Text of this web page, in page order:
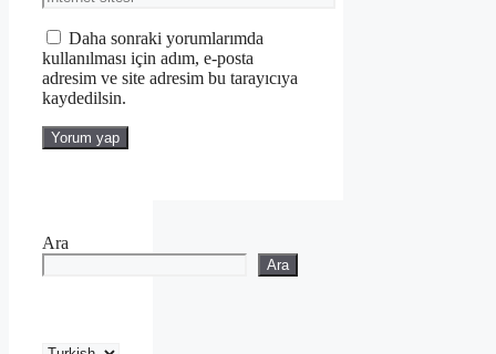
sitesi
Daha sonraki yorumlarımda
kullanılması için adım, e-posta
adresim ve site adresim bu tarayıcıya
kaydedilsin.
Ara
Ara